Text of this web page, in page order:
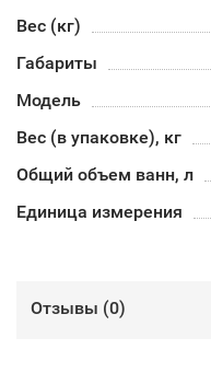
Вес (кг)
Габариты
Модель
Вес (в упаковке), кг
Общий объем ванн, л
Единица измерения
Отзывы (0)